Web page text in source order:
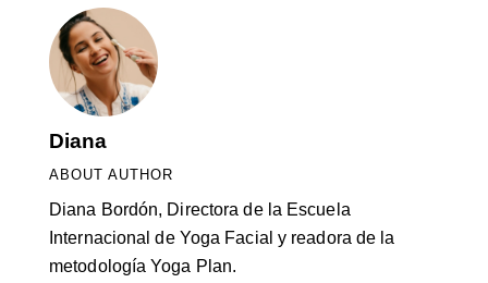
Diana
ABOUT AUTHOR
Diana Bordón, Directora de la Escuela
Internacional de Yoga Facial y readora de la
metodología Yoga Plan.